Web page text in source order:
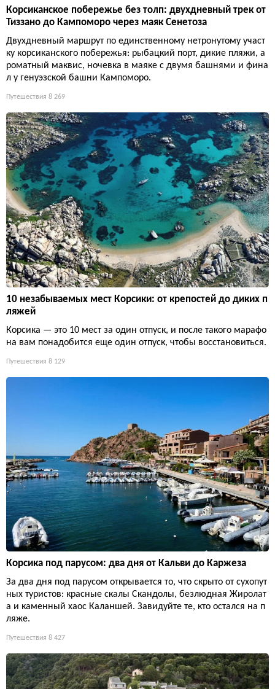
Корсиканское побережье без толп: двухдневный трек от
Тиззано до Кампоморо через маяк Сенетоза
Двухдневный маршрут по единственному нетронутому участ
ку корсиканского побережья: рыбацкий порт, дикие пляжи, а
роматный маквис, ночевка в маяке с двумя башнями и фина
л у генуэзской башни Кампоморо.
Путешествия 8 269
10 незабываемых мест Корсики: от крепостей до диких п
ляжей
Корсика — это 10 мест за один отпуск, и после такого марафо
на вам понадобится еще один отпуск, чтобы восстановиться.
Путешествия 8 129
Корсика под парусом: два дня от Кальви до Каржеза
За два дня под парусом открывается то, что скрыто от сухопут
ных туристов: красные скалы Скандолы, безлюдная Жиролат
а и каменный хаос Каланшей. Завидуйте те, кто остался на п
ляже.
Путешествия 8 427